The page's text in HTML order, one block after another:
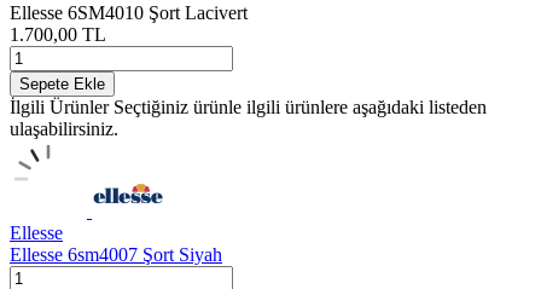
Ellesse 6SM4010 Şort Lacivert
1.700,00 TL
Sepete Ekle
İlgili Ürünler Seçtiğiniz ürünle ilgili ürünlere aşağıdaki listeden
ulaşabilirsiniz.
Ellesse
Ellesse 6sm4007 Şort Siyah